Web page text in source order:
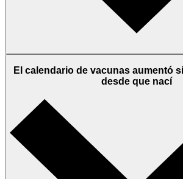
El calendario de vacunas aumentó
desde que nací